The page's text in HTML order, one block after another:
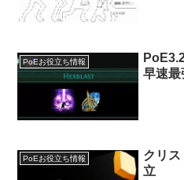
PoEお役立ち情報
早速最
PoEお役立ち情報
クリ
立